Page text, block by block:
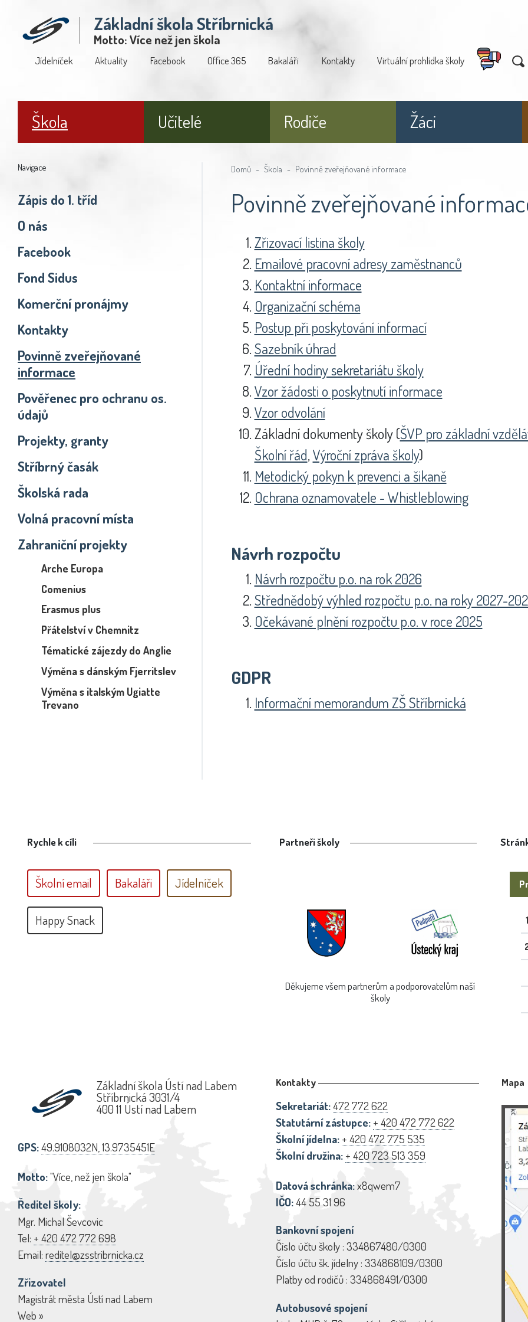
Základní škola Stříbrnická
Motto: Více než jen škola
Jídelníček Aktuality Facebook Office 365 Bakaláři Kontakty Virtuální prohlídka školy
Škola Učitelé Rodiče Žáci
Navigace
Zápis do 1. tříd
O nás
Facebook
Fond Sidus
Komerční pronájmy
Kontakty
Povinně zveřejňované
informace
Pověřenec pro ochranu os.
údajů
Projekty, granty
Stříbrný časák
Školská rada
Volná pracovní místa
Zahraniční projekty
Arche Europa
Comenius
Erasmus plus
Přátelství v Chemnitz
Tématické zájezdy do Anglie
Výměna s dánským Fjerritslev
Výměna s italským Ugiatte
Trevano
Domů Škola Povinně zveřejňované informace
Povinně zveřejňované
Zřizovací listina školy
Emailové pracovní adresy zaměstnanců
Kontaktní informace
Organizační schéma
Postup při poskytování informací
Sazebník úhrad
Úřední hodiny sekretariátu školy
Vzor žádosti o poskytnutí informace
Vzor odvolání
Základní dokumenty školy (ŠVP pro základní
Školní řád,Výroční zpráva školy)
Metodický pokyn k prevenci a šikaně
Ochrana oznamovatele - Whistleblowing
Návrh rozpočtu
Návrh rozpočtu p.o. na rok 2026
Střednědobý výhled rozpočtu p.o. na roky 2027-
Očekávané plnění rozpočtu p.o. v roce 2025
GDPR
Informační memorandum ZŠ Stříbrnická
Rychle k cíli
Školní email Bakaláři Jídelníček
Happy Snack
Partneři školy
Děkujeme všem partnerům a podporovatelům naší
školy
Základní škola Ústí nad Labem
Stříbrnická 3031/4
400 11 Ústí nad Labem
GPS:49.9108032N, 13.9735451E
Motto:"Více, než jen škola"
Ředitel školy:
Mgr. Michal Ševcovic
Tel: + 420 472 772 698
Email: reditel@zsstribrnicka.cz
Zřizovatel
Magistrát města Ústí nad Labem
Web »
Kontakty
Sekretariát:472 772 622
Statutární zástupce: + 420 472 772 622
Školní jídelna: + 420 472 775 535
Školní družina: + 420 723 513 359
Datová schránka:x8qwem7
IČO:44 55 31 96
Bankovní spojení
Číslo účtu školy : 334867480/0300
Číslo účtu šk. jídelny : 334868109/0300
Platby od rodičů : 334868491/0300
Autobusové spojení
Mapa